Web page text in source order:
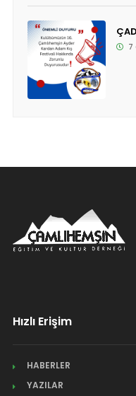
7
Hızlı Erişim
HABERLER
YAZILAR